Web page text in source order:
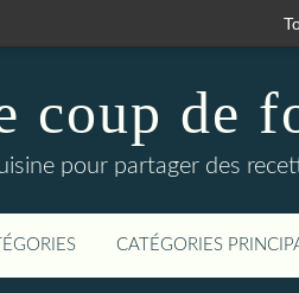
coup de
pour partager des
CATÉGORIES